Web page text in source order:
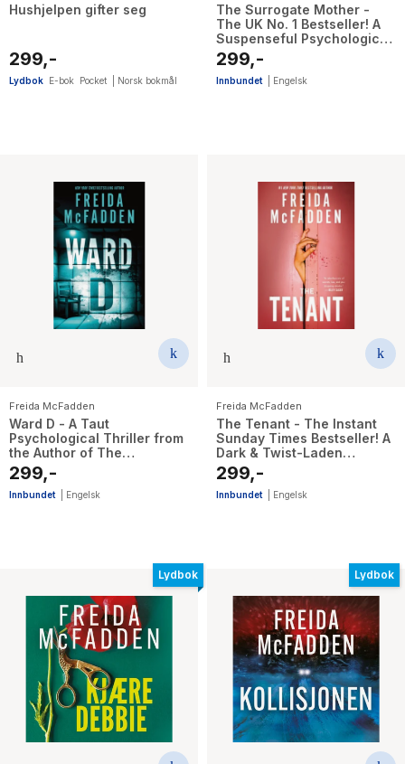
Hushjelpen gifter seg
299,-
Lydbok E-bok Pocket Norsk bokmål
The Surrogate Mother -
The UK No. 1 Bestseller! A
Suspenseful Psychological
Thriller from the Author of
The Housemaid Books
299,-
Innbundet Engelsk
Freida McFadden
Ward D - A Taut
Psychological Thriller from
the Author of The
Housemaid is Watching
299,-
Innbundet Engelsk
Freida McFadden
The Tenant - The Instant
Sunday Times Bestseller! A
Dark & Twist-Laden
Psychological Thriller from
the Author of The
Housemaid Books
299,-
Innbundet Engelsk
Lydbok Lydbok